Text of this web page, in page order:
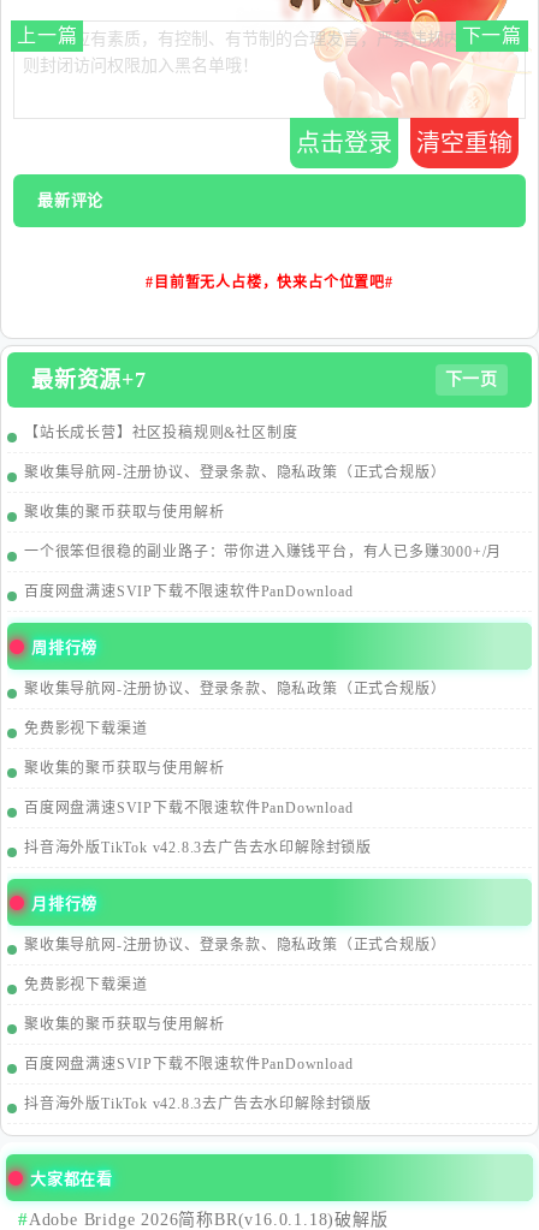
上一篇 下一篇
点击登录 清空重输
最新评论
#目前暂无人占楼，快来占个位置吧#
最新资源+7 下一页
【站长成长营】社区投稿规则&社区制度
聚收集导航网-注册协议、登录条款、隐私政策（正式合规版）
聚收集的聚币获取与使用解析
一个很笨但很稳的副业路子：带你进入赚钱平台，有人已多赚3000+/月
百度网盘满速SVIP下载不限速软件PanDownload
周排行榜
聚收集导航网-注册协议、登录条款、隐私政策（正式合规版）
免费影视下载渠道
聚收集的聚币获取与使用解析
百度网盘满速SVIP下载不限速软件PanDownload
抖音海外版TikTok v42.8.3去广告去水印解除封锁版
月排行榜
聚收集导航网-注册协议、登录条款、隐私政策（正式合规版）
免费影视下载渠道
聚收集的聚币获取与使用解析
百度网盘满速SVIP下载不限速软件PanDownload
抖音海外版TikTok v42.8.3去广告去水印解除封锁版
大家都在看
Adobe Bridge 2026简称BR(v16.0.1.18)破解版